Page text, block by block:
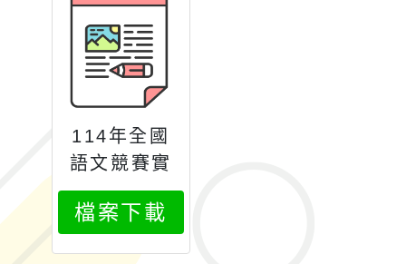
114年全國
語文競賽實
施要點第1次
修正
檔案下載